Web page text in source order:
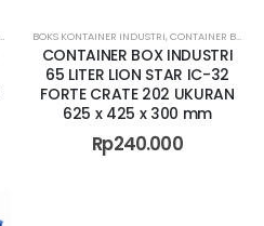
,BOX CONTAINER SEDANG,CONTAINER
BOKS KONTAINER INDUSTRI,CONTAINER BOX INDUSTRI LION STAR
CONTAINER BOX INDUSTRI
65 LITER LION STAR IC-32
FORTE CRATE 202 UKURAN
625 x 425 x 300 mm
Rp240.000